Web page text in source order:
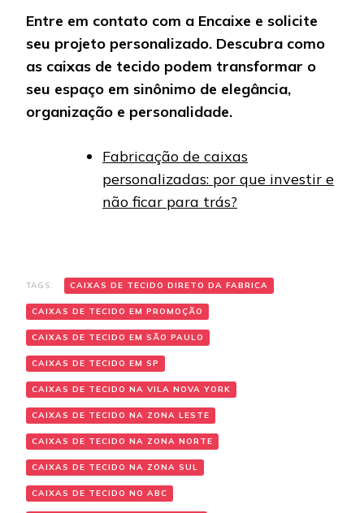
Entre em contato com a Encaixe e solicite
seu projeto personalizado. Descubra como
as caixas de tecido podem transformar o
seu espaço em sinônimo de elegância,
organização e personalidade.
Fabricação de caixas
personalizadas: por que investir e
não ficar para trás?
TAGS: CAIXAS DE TECIDO DIRETO DA FABRICA
CAIXAS DE TECIDO EM PROMOÇÃO
CAIXAS DE TECIDO EM SÃO PAULO
CAIXAS DE TECIDO EM SP
CAIXAS DE TECIDO NA VILA NOVA YORK
CAIXAS DE TECIDO NA ZONA LESTE
CAIXAS DE TECIDO NA ZONA NORTE
CAIXAS DE TECIDO NA ZONA SUL
CAIXAS DE TECIDO NO ABC